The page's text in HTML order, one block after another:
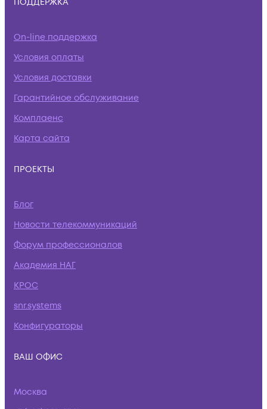
On-line поддержка
Условия оплаты
Условия доставки
Гарантийное обслуживание
Комплаенс
Карта сайта
ПРОЕКТЫ
Блог
Новости телекоммуникаций
Форум профессионалов
Академия НАГ
КРОС
snr.systems
Конфигураторы
ВАШ ОФИС
Москва